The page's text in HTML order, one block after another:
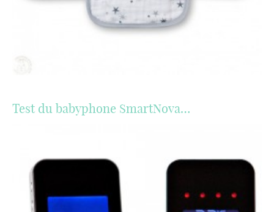
Test du babyphone SmartNova…